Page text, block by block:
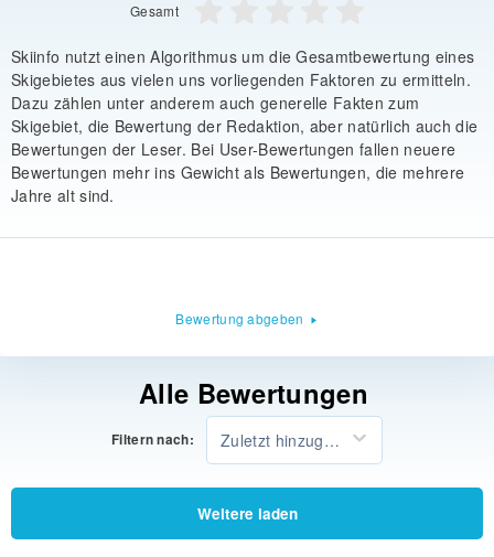
Gesamt
Skiinfo nutzt einen Algorithmus um die Gesamtbewertung eines
Skigebietes aus vielen uns vorliegenden Faktoren zu ermitteln.
Dazu zählen unter anderem auch generelle Fakten zum
Skigebiet, die Bewertung der Redaktion, aber natürlich auch die
Bewertungen der Leser. Bei User-Bewertungen fallen neuere
Bewertungen mehr ins Gewicht als Bewertungen, die mehrere
Jahre alt sind.
Bewertung abgeben
Alle Bewertungen
Filtern nach: Zuletzt hinzugefügt
Weitere laden